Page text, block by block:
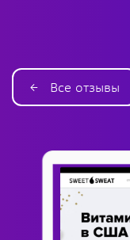
← Все отзывы